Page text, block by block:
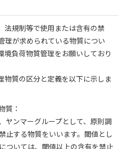
法規制等で使用または含有の禁
理が求められている物質につい
境負荷物質管理をお願いしており
物質の区分と定義を以下に示しま
質：
ヤンマーグループとして、原則調
止する物質をいいます。閾値とし
ついては、閾値以上の含有を禁止